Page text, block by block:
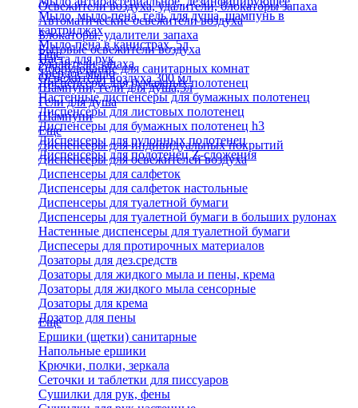
Мыло, мыло-пена, гель для душа, шампунь в
картриджах
Мыло-пена в канистрах, 5л
Паста для рук
Твердое мыло
Шампуни, гели для душа,5л
Гели для душа
Шампуни
Освежители воздуха, удалители, блокаторы запаха
Автоматические освежители воздуха
Блокаторы, удалители запаха
Бытовые освежители воздуха
Удалители запаха
Освежители воздуха 300 мл
Еще
Оборудование для санитарных комнат
Диспенсеры для бумажных полотенец
Настенные диспенсеры для бумажных полотенец
Диспенсеры для листовых полотенец
Диспенсеры для бумажных полотенец h3
Диспенсеры для рулонных полотенец
Диспенсеры для полотенец Z-сложения
Еще
Диспенсеры для индивидуальных покрытий
Диспенсеры для освежителей воздуха
Диспенсеры для салфеток
Диспенсеры для салфеток настольные
Диспенсеры для туалетной бумаги
Диспенсеры для туалетной бумаги в больших рулонах
Настенные диспенсеры для туалетной бумаги
Диспесеры для протирочных материалов
Дозаторы для дез.средств
Дозаторы для жидкого мыла и пены, крема
Дозаторы для жидкого мыла сенсорные
Дозаторы для крема
Дозатор для пены
Еще
Ершики (щетки) санитарные
Напольные ершики
Крючки, полки, зеркала
Сеточки и таблетки для писсуаров
Сушилки для рук, фены